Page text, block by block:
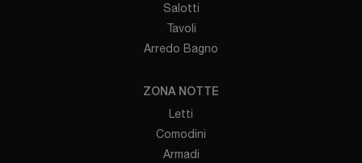
Salotti
Tavoli
Arredo Bagno
ZONA NOTTE
Letti
Comodini
Armadi